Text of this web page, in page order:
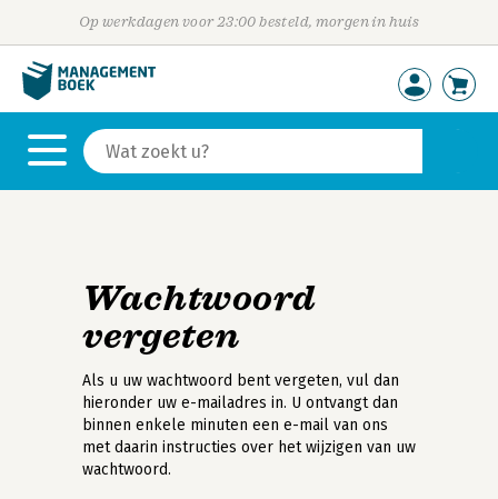
Op werkdagen voor 23:00 besteld, morgen in huis
Wachtwoord
vergeten
Als u uw wachtwoord bent vergeten, vul dan
hieronder uw e-mailadres in. U ontvangt dan
binnen enkele minuten een e-mail van ons
met daarin instructies over het wijzigen van uw
wachtwoord.